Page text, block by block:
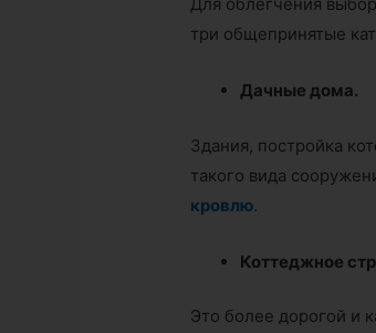
три общепринятые
Дачные дома.
Здания, постройка
такого вида
кровлю.
Коттеджное
Это более дорогой и